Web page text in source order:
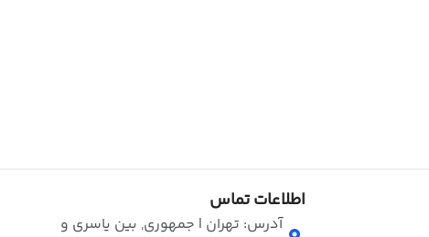
اطلاعات تماس
آدرس: تهران | جمهوری, بین یاسری و